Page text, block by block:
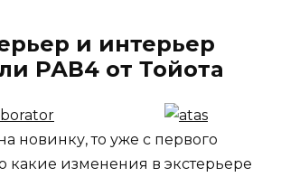
и интерьер
РАВ4 от Тойота
новинку, то уже с первого
какие изменения в экстерьере